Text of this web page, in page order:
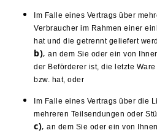
Im Falle eines Vertrags über
Verbraucher im Rahmen einer
hat und die getrennt geliefert
b), an dem Sie oder ein von
der Beförderer ist, die letzte
bzw. hat, oder
Im Falle eines Vertrags über die
mehreren Teilsendungen oder
c), an dem Sie oder ein von